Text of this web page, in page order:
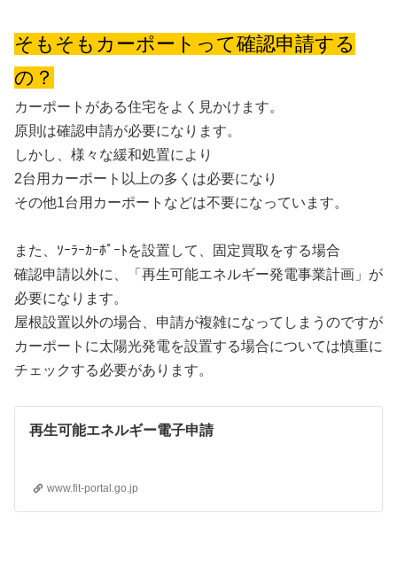
そもそもカーポートって確認申請する
の？
カーポートがある住宅をよく見かけます。
原則は確認申請が必要になります。
しかし、様々な緩和処置により
2台用カーポート以上の多くは必要になり
その他1台用カーポートなどは不要になっています。
また、ｿｰﾗｰｶｰﾎﾟｰﾄを設置して、固定買取をする場合
確認申請以外に、「再生可能エネルギー発電事業計画」が
必要になります。
屋根設置以外の場合、申請が複雑になってしまうのですが
カーポートに太陽光発電を設置する場合については慎重に
チェックする必要があります。
再生可能エネルギー電子申請
www.fit-portal.go.jp